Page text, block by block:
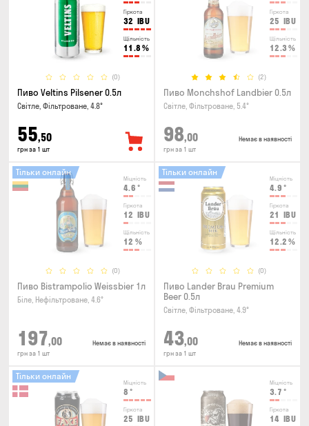
Гіркота
32 IBU
Щільність
11.8 %
(0)
Пиво Veltins Pilsener 0.5л
Світле, Фільтроване, 4.8°
55,50
грн за 1 шт
Гіркота
25 IBU
Щільність
12.3 %
(2)
Пиво Monchshof Landbier 0.5л
Світле, Фільтроване, 5.4°
98,00
грн за 1 шт
Немає в наявності
Міцність
4.6 °
Гіркота
12 IBU
Щільність
12 %
(0)
Тільки онлайн
Пиво Bistrampolio Weissbier 1л
Біле, Нефільтроване, 4.6°
197,00
грн за 1 шт
Немає в наявності
Міцність
4.9 °
Гіркота
21 IBU
Щільність
12.2 %
(0)
Тільки онлайн
Пиво Lander Brau Premium
Beer 0.5л
Світле, Фільтроване, 4.9°
43,00
грн за 1 шт
Немає в наявності
Міцність
8 °
Гіркота
25 IBU
Тільки онлайн
Міцність
3.7 °
Гіркота
14 IBU